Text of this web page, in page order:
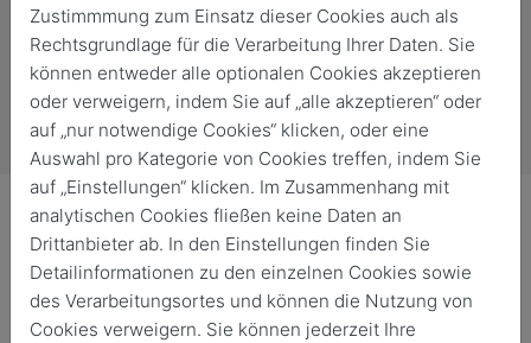
Wir freuen uns sehr, euch unser neues Logo
vorzustellen. Ein großer Dank geht an die Stiftung
Zustimmmung zum Einsatz dieser Cookies auch als
Rechtsgrundlage für die Verarbeitung Ihrer Daten. Sie
können entweder alle optionalen Cookies akzeptieren
oder verweigern, indem Sie auf „alle akzeptieren“ oder
auf „nur notwendige Cookies“ klicken, oder eine
Auswahl pro Kategorie von Cookies treffen, indem Sie
auf „Einstellungen“ klicken. Im Zusammenhang mit
analytischen Cookies fließen keine Daten an
Drittanbieter ab. In den Einstellungen finden Sie
Detailinformationen zu den einzelnen Cookies sowie
des Verarbeitungsortes und können die Nutzung von
Cookies verweigern. Sie können jederzeit Ihre